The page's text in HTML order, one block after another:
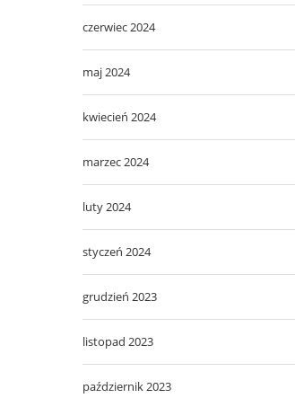
czerwiec 2024
maj 2024
kwiecień 2024
marzec 2024
luty 2024
styczeń 2024
grudzień 2023
listopad 2023
październik 2023